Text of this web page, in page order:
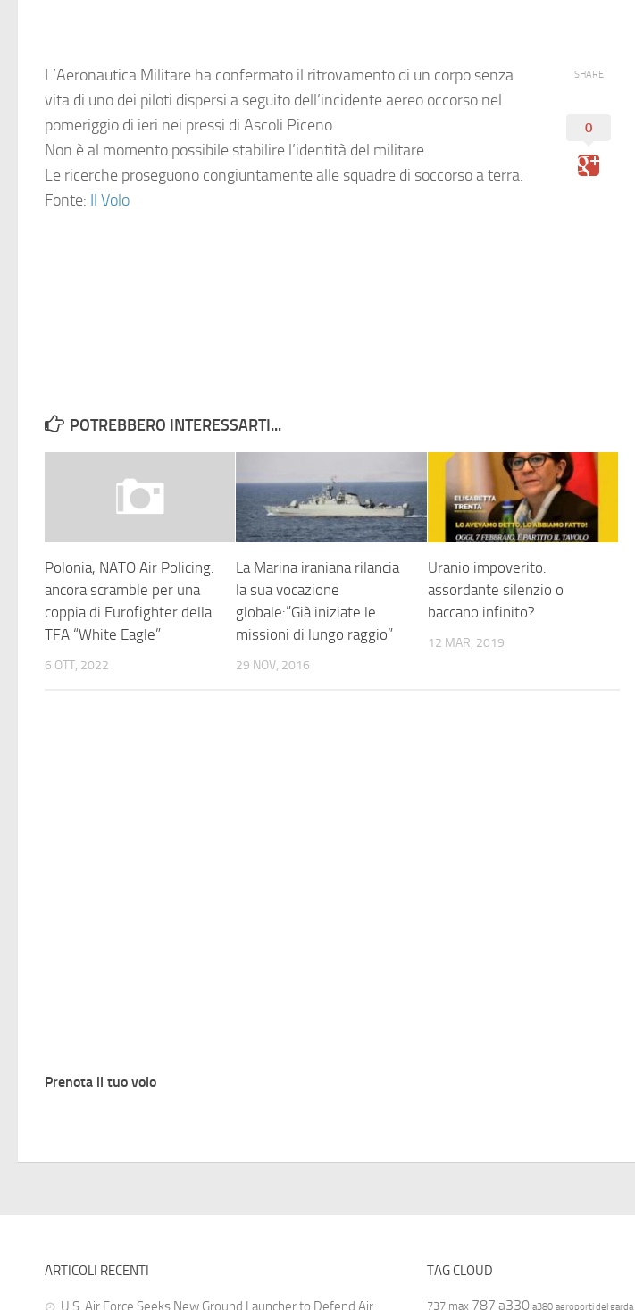
L’Aeronautica Militare ha confermato il ritrovamento di un corpo senza
vita di uno dei piloti dispersi a seguito dell’incidente aereo occorso nel
pomeriggio di ieri nei pressi di Ascoli Piceno.
Non è al momento possibile stabilire l’identità del militare.
Le ricerche proseguono congiuntamente alle squadre di soccorso a terra.
Fonte: Il Volo
SHARE
0
POTREBBERO INTERESSARTI...
Polonia, NATO Air Policing:
ancora scramble per una
coppia di Eurofighter della
TFA “White Eagle”
6 OTT, 2022
La Marina iraniana rilancia
la sua vocazione
globale:”Già iniziate le
missioni di lungo raggio”
29 NOV, 2016
Uranio impoverito:
assordante silenzio o
baccano infinito?
12 MAR, 2019
Prenota il tuo volo
ARTICOLI RECENTI
U.S. Air Force Seeks New Ground Launcher to Defend Air
TAG CLOUD
737 max 787 a330 a380 aeroporti del garda